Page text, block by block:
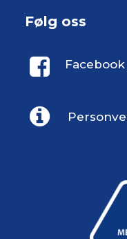
Følg oss
Facebook